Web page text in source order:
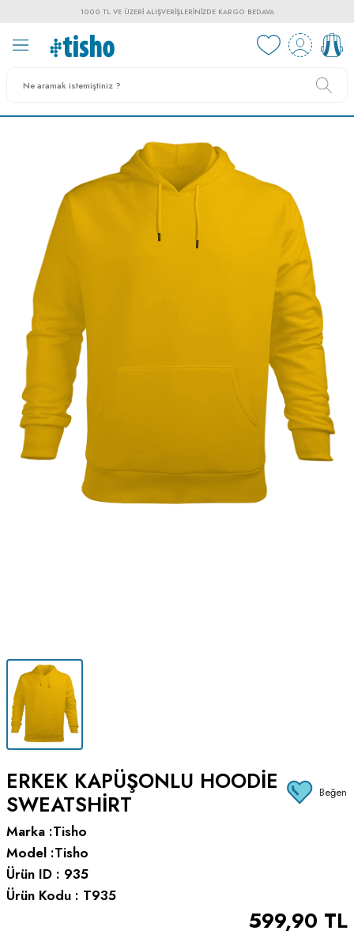
1000 TL VE ÜZERI ALIŞVERIŞLERINIZDE KARGO BEDAVA
ERKEK KAPÜŞONLU HOODIE
SWEATSHIRT
Beğen
Marka :Tisho
Model :Tisho
Ürün ID : 935
Ürün Kodu : T935
599,90 TL